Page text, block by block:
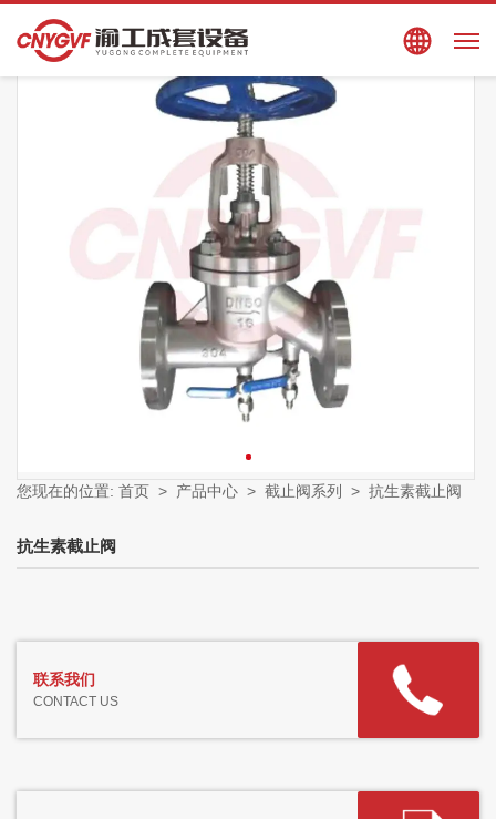
EN
您现在的位置: 首页 > 产品中心 > 截止阀系列 > 抗生素截止阀
抗生素截止阀
联系我们
CONTACT US